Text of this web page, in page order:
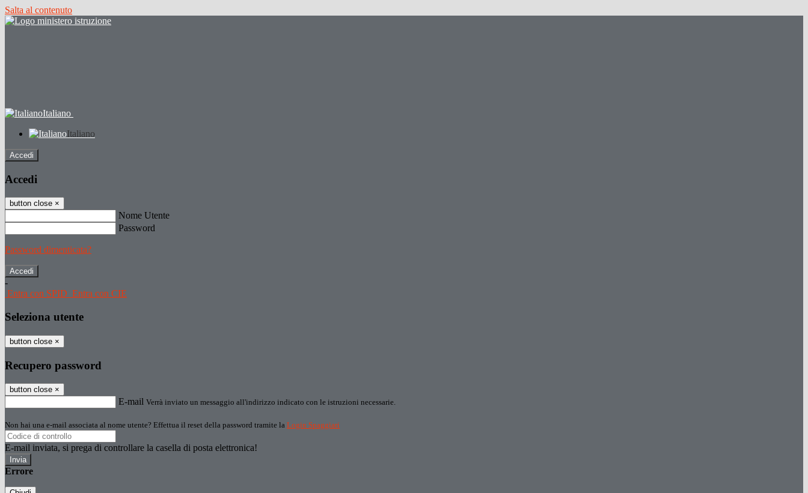
Salta al contenuto
Italiano
Italiano
Accedi
Accedi
button close ×
Nome Utente
Password
Password dimenticata?
-
Entra con SPID Entra con CIE
Seleziona utente
button close ×
Recupero password
button close ×
E-mail Verrà inviato un messaggio all'indirizzo indicato con le istruzioni necessarie.
Non hai una e-mail associata al nome utente? Effettua il reset della password tramite la Login Spaggiari
E-mail inviata, si prega di controllare la casella di posta elettronica!
Errore